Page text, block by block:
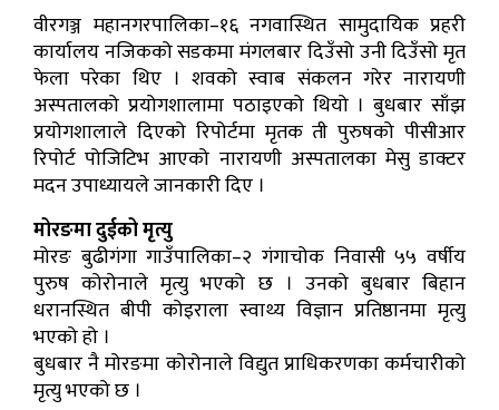
वीरगञ्ज महानगरपालिका–१६ नगवास्थित सामुदायिक प्रहरी
कार्यालय नजिकको सडकमा मंगलबार दिउँसो उनी दिउँसो मृत
फेला परेका थिए । शवको स्वाब संकलन गरेर नारायणी
अस्पतालको प्रयोगशालामा पठाइएको थियो । बुधबार साँझ
प्रयोगशालाले दिएको रिपोर्टमा मृतक ती पुरुषको पीसीआर
रिपोर्ट पोजिटिभ आएको नारायणी अस्पतालका मेसु डाक्टर
मदन उपाध्यायले जानकारी दिए ।
मोरङमा दुईको मृत्यु
मोरङ बुढीगंगा गाउँपालिका–२ गंगाचोक निवासी ५५ वर्षीय
पुरुष कोरोनाले मृत्यु भएको छ । उनको बुधबार बिहान
धरानस्थित बीपी कोइराला स्वाथ्य विज्ञान प्रतिष्ठानमा मृत्यु
भएको हो ।
बुधबार नै मोरङमा कोरोनाले विद्युत प्राधिकरणका कर्मचारीको
मृत्यु भएको छ ।